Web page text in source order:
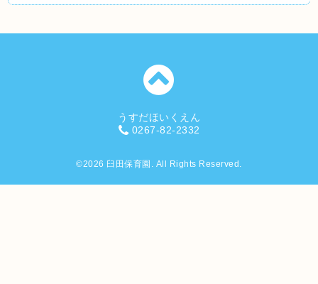
うすだほいくえん
0267-82-2332
©2026 臼田保育園 . All Rights Reserved.